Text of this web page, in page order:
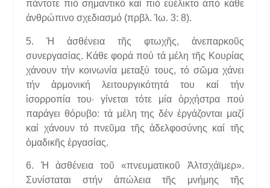
πάντοτε πιό σημαντικό καί πιό εὐέλικτο ἀπό κάθε
ἀνθρώπινο σχεδιασμό (πρβλ. Ἰω. 3: 8).
5. Ἡ ἀσθένεια τῆς φτωχῆς, ἀνεπαρκοῦς
συνεργασίας. Κάθε φορά πού τά μέλη τῆς Κουρίας
χάνουν τήν κοινωνία μεταξύ τους, τό σῶμα χάνει
τήν ἁρμονική λειτουργικότητά του καί τήν
ἰσορροπία του· γίνεται τότε μία ὀρχήστρα πού
παράγει θόρυβο: τά μέλη της δέν ἐργάζονται μαζί
καί χάνουν τό πνεῦμα τῆς ἀδελφοσύνης καί τῆς
ὁμαδικῆς ἐργασίας.
6. Ἡ ἀσθένεια τοῦ «πνευματικοῦ Ἀλτσχάϊμερ».
Συνίσταται στήν ἀπώλεια τῆς μνήμης τῆς